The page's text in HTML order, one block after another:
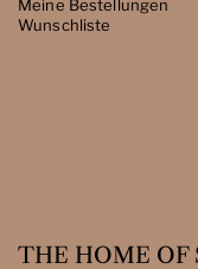
Meine Bestellungen
Wunschliste
THE HOME OF